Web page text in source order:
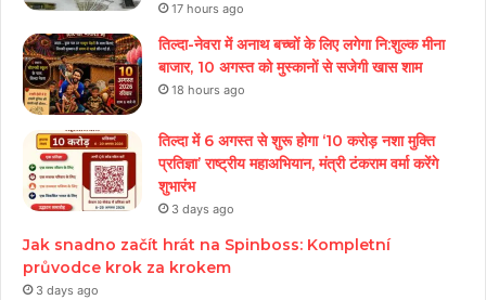
17 hours ago
तिल्दा-नेवरा में अनाथ बच्चों के लिए लगेगा नि:शुल्क मीना
बाजार, 10 अगस्त को मुस्कानों से सजेगी खास शाम
18 hours ago
तिल्दा में 6 अगस्त से शुरू होगा ‘10 करोड़ नशा मुक्ति
प्रतिज्ञा’ राष्ट्रीय महाअभियान, मंत्री टंकराम वर्मा करेंगे
शुभारंभ
3 days ago
Jak snadno začít hrát na Spinboss: Kompletní
průvodce krok za krokem
3 days ago